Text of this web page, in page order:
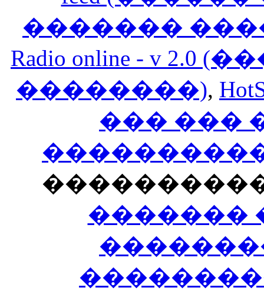
�������
Radio online - v
��������),
��� ���
�������